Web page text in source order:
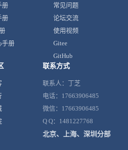
册
册
手册
常见问题
论坛交流
使用视频
Gitee
GitHub
联系方式
联系人：丁芝
电话：17663906485
微信：17663906485
Q Q：1481227768
北京、上海、深圳分部